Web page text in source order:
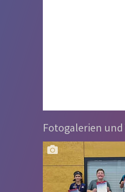
Fotogalerien und